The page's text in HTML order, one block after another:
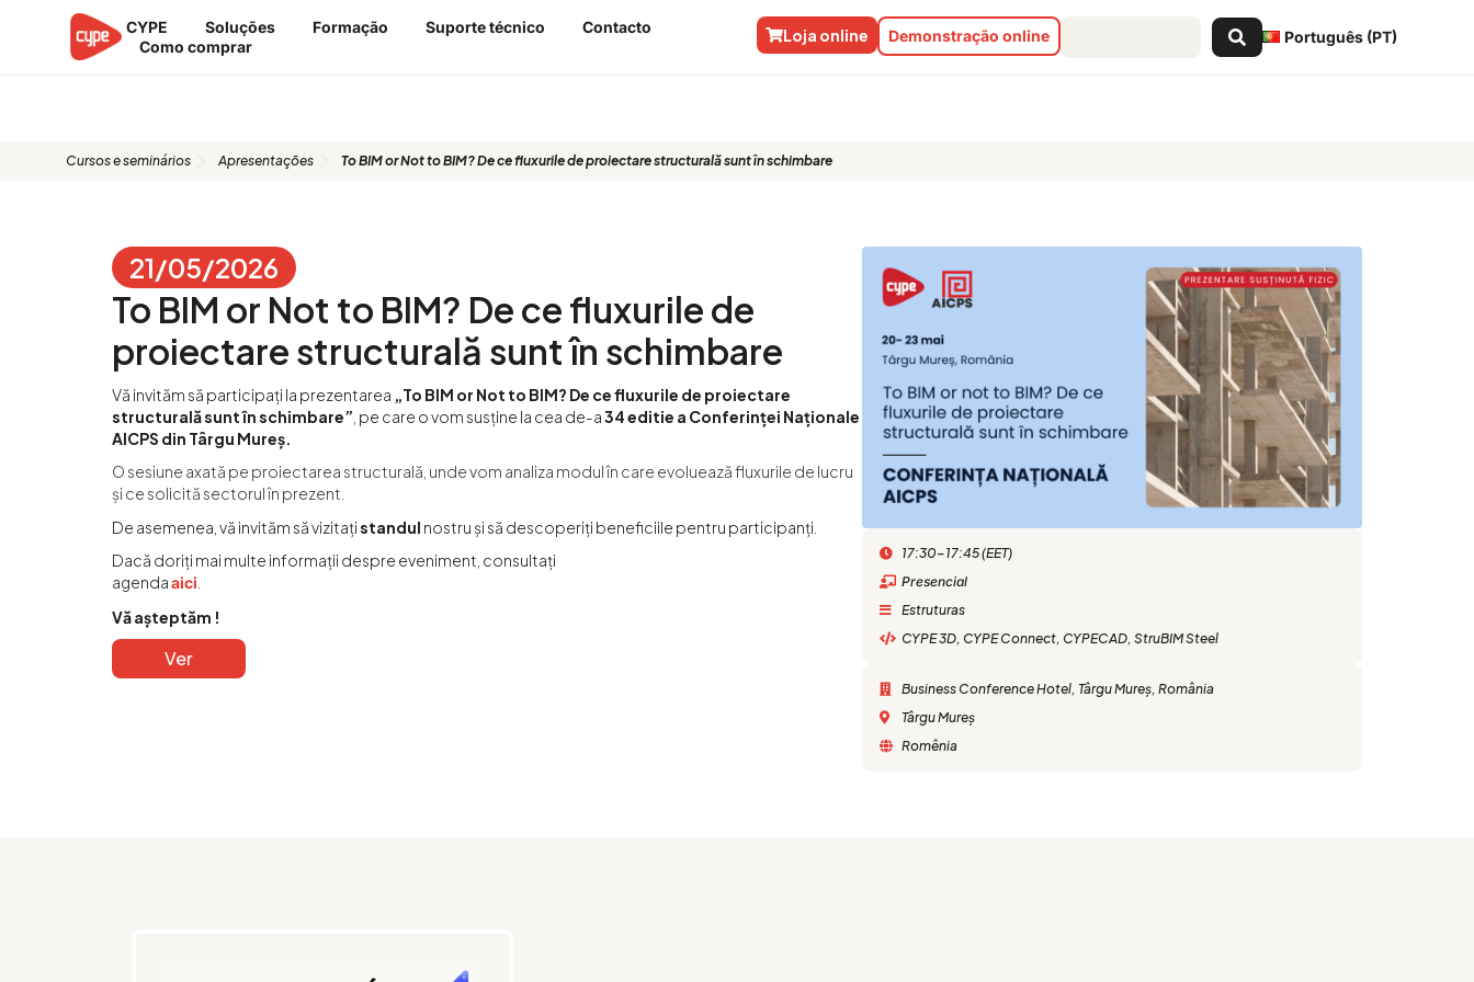
CYPE Soluções Formação Suporte técnico
Contacto
Como comprar
Português (PT)
Search
...
Demonstração online
Loja online
Cursos e seminários Apresentações To BIM or Not to BIM? De ce fluxurile de proiectare structurală sunt în schimbare
21/05/2026
To BIM or Not to BIM? De ce fluxurile de
proiectare structurală sunt în schimbare
Vă invităm să participați la prezentarea „To BIM or Not to BIM? De ce fluxurile de proiectare
structurală sunt în schimbare” , pe care o vom susține la cea de-a34 editie a Conferinței Naționale
AICPS din Târgu Mureș.
O sesiune axată pe proiectarea structurală, unde vom analiza modul în care evoluează fluxurile de lucru
și ce solicită sectorul în prezent.
De asemenea, vă invităm să vizitațistandul nostru și să descoperiți beneficiile pentru participanți.
Dacă doriți mai multe informații despre eveniment, consultați
agendaaici
Vă așteptăm !
Ver
17:30-17:45 (EET)
Presencial
Estruturas
CYPE 3D, CYPE Connect, CYPECAD, StruBIM Steel
Business Conference Hotel, Târgu Mureș, România
Târgu Mureș
Romênia